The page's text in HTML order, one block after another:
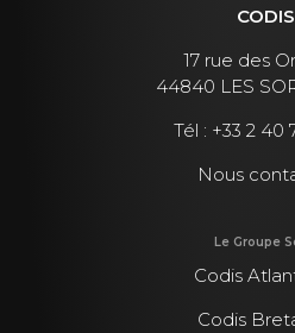
CODIS
17 rue des
44840 LES
Tél : +33 2 40
Nous
Le Groupe
Codis
Codis